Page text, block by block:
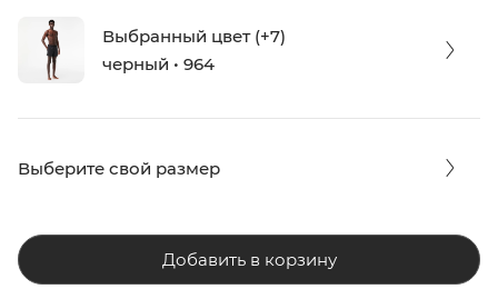
Выбранный цвет (+7)
черный • 964
Выберите свой размер
Добавить в корзину